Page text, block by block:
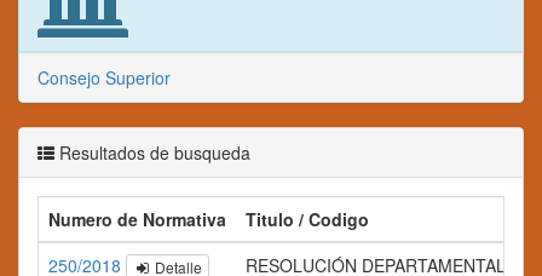
Consejo Superior
Resultados de busqueda
Numero de Normativa
Titulo / Codigo
250/2018
Detalle RESOLUCIÓN DEPARTAMENTAL Nº